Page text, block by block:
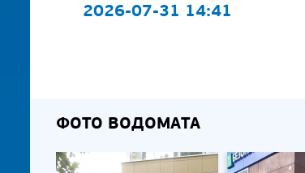
2026-07-31 14:41
ФОТО ВОДОМАТА